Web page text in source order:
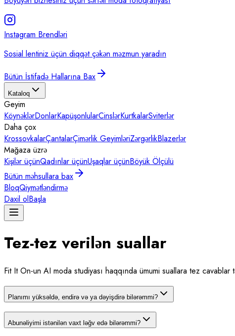
Instagram Brendləri
Sosial lentiniz üçün diqqət çəkən məzmun yaradın
Bütün İstifadə Hallarına Bax
Kataloq
Geyim
KöynəklərDonlarKapüşonlularCinslərKurtkalarSviterlər
Daha çox
KrossovkalarÇantalarÇimərlik GeyimləriZərgərlikBlazerlər
Mağaza üzrə
Kişilər üçünQadınlar üçünUşaqlar üçünBöyük Ölçülü
Bütün məhsullara bax
BloqQiymətləndirmə
Daxil olBaşla
Tez-tez verilən suallar
Fit It On-un AI moda studiyası haqqında ümumi suallara tez cavablar
Planımı yüksəldə, endirə və ya dəyişdirə bilərəmmi?
Abunəliyimi istənilən vaxt ləğv edə bilərəmmi?